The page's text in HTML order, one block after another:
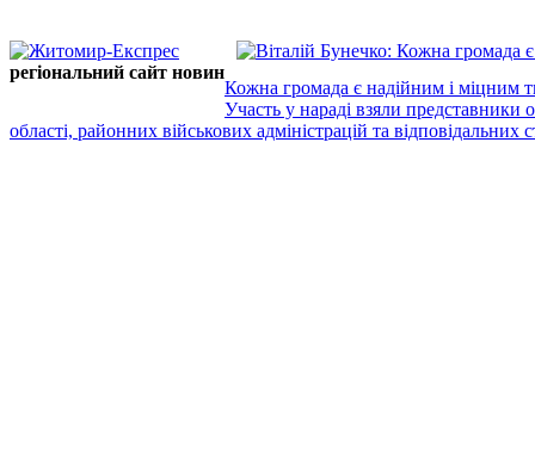
регіональний сайт новин
Кожна громада є надійним і міцним
Участь у нараді взяли представники
області, районних військових адміністрацій та відповідальних